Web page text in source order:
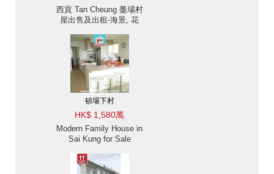
西貢 Tan Cheung 躉場村
屋出售及出租-海景, 花
Eastmount Property東豪
地產 ID:1178頓場下村出
售單位
頓場下村
HK$ 1,580萬
Modern Family House in
Sai Kung for Sale